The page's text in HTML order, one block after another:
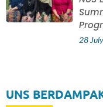
28
UNS